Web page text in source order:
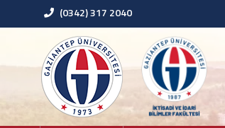
(0342) 317 2040